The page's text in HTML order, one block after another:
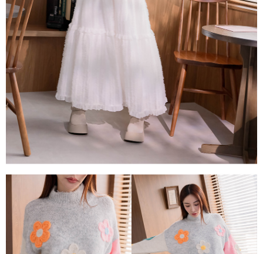
https://aftee.tw/terms/#terms3
３．未成年的使用者請事先徵得法定代理人或監護人之同意方可使用
「AFTEE先享後付」，若未經同意申辦者引起之損失，本公司不負相關責
任。
４．使用「AFTEE先享後付」時，將依據個別帳號之用戶狀況，依本公司即
時審查核予不同之上限額度；若仍有額度不足之情形，本公司將視審查結果
請求用戶進行身份認證。
５．嚴禁一人註冊多個帳號或使用他人資訊註冊。若發現惡意使用之情形，
恩沛科技股份有限公司將有權停止該用戶之使用額度並採取法律行動。